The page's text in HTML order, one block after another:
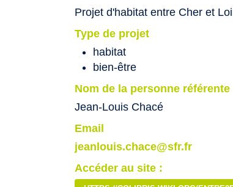
Projet d'habitat entre Cher et
Type de projet
habitat
bien-être
Nom de la personne
Jean-Louis Chacé
Email
jeanlouis.chace@sfr.fr
Accéder au site :